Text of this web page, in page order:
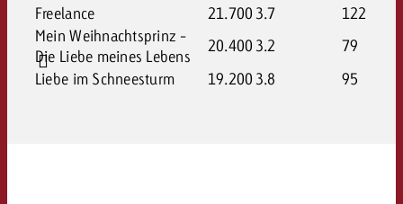
Freelance
21.700 3.7
122
Mein Weihnachtsprinz -
Die Liebe meines Lebens
20.400 3.2
79
Liebe im Schneesturm
19.200 3.8 95